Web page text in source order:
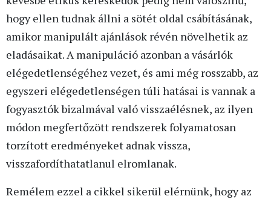
hogy ellen tudnak állni a sötét oldal csábításának,
amikor manipulált ajánlások révén növelhetik az
eladásaikat. A manipuláció azonban a vásárlók
elégedetlenségéhez vezet, és ami még rosszabb, az
egyszeri elégedetlenségen túli hatásai is vannak a
fogyasztók bizalmával való visszaélésnek, az ilyen
módon megfertőzött rendszerek folyamatosan
torzított eredményeket adnak vissza,
visszafordíthatatlanul elromlanak.
Remélem ezzel a cikkel sikerül elérnünk, hogy az